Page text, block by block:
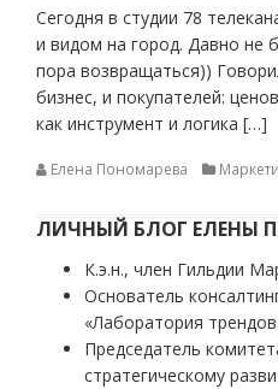
Сегодня в студии 78
и видом на город. Давно не
пора возвращаться))
бизнес, и покупателей:
как инструмент и логика […]
Елена Пономарева
ЛИЧНЫЙ БЛОГ ЕЛЕНЫ
К.э.н., член Гильдии
Основатель
«Лаборатория
Председатель
стратегическому